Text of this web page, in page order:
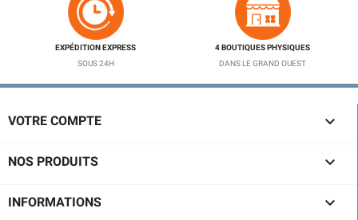
EXPÉDITION EXPRESS
SOUS 24H
4 BOUTIQUES PHYSIQUES
DANS LE GRAND OUEST
VOTRE COMPTE 
NOS PRODUITS 
INFORMATIONS 